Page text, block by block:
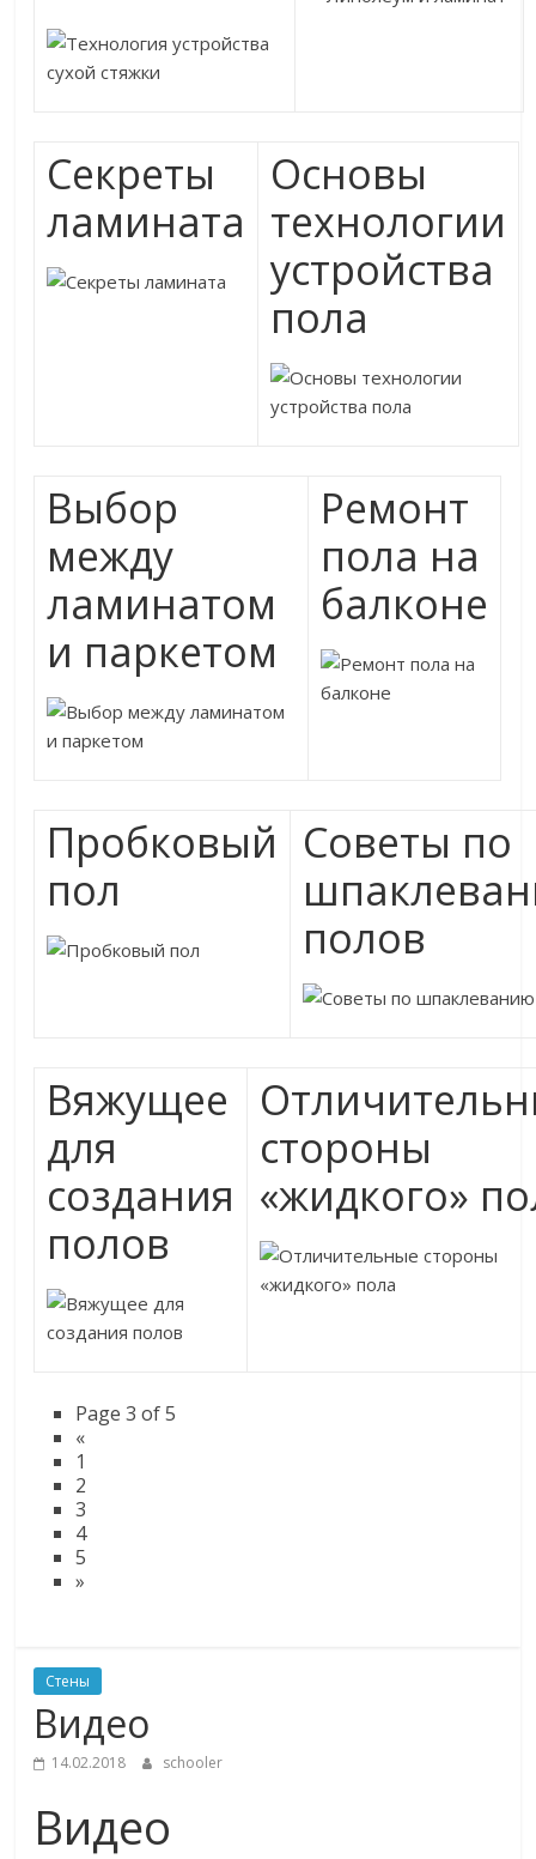
Секреты
ламината
Основы
технологии
устройства
пола
Выбор
между
ламинатом
и паркетом
Ремонт
пола на
балконе
Пробковый
пол
Советы по
полов
Вяжущее
для
создания
полов
стороны
«жидкого»
Page 3 of 5
«
1
2
3
4
5
»
Стены
Видео
14.02.2018 schooler
Видео